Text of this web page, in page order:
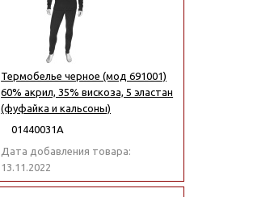
Термобелье черное (мод 691001)
60% акрил, 35% вискоза, 5 эластан
(фуфайка и кальсоны)
01440031А
Дата добавления товара:
13.11.2022